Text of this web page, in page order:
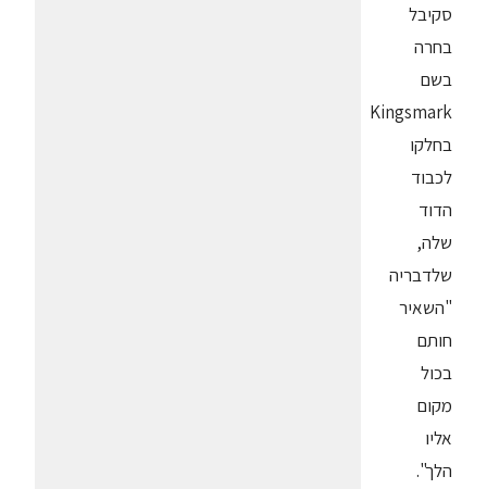
סקיבל
בחרה
בשם
Kingsmark
בחלקו
לכבוד
הדוד
שלה,
שלדבריה
"השאיר
חותם
בכול
מקום
אליו
הלך".